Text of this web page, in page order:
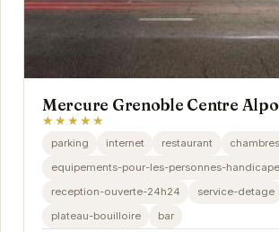
Mercure Grenoble Centre
★★★★★
parking internet restaurant
equipements-pour-les-personnes-
reception-ouverte-24h24
service-detage
plateau-bouilloire
bar